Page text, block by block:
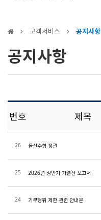
고객서비스 공지사항
공지사항
번호 제목
26 울산수협 정관
25 2026년 상반기 가결산 보고서
24 기부행위 제한 관련 안내문